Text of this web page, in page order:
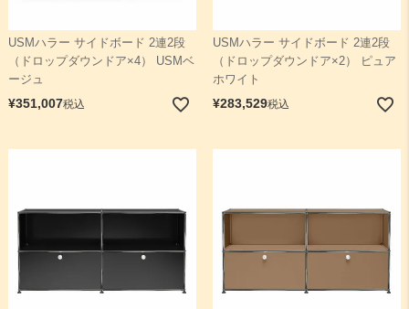
USMハラー サイドボード 2連2段
（ドロップダウンドア×4） USMベ
ージュ
¥351,007税込
USMハラー サイドボード 2連2段
（ドロップダウンドア×2） ピュア
ホワイト
¥283,529税込